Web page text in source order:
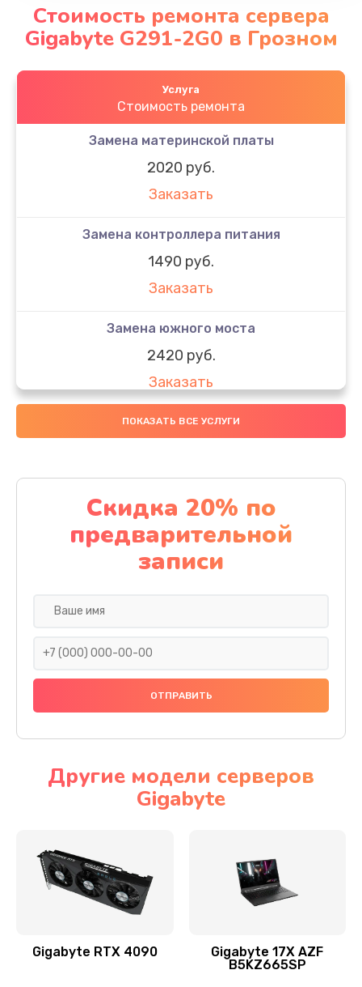
Стоимость ремонта сервера
Gigabyte G291-2G0 в Грозном
Услуга
Стоимость ремонта
Замена материнской платы
2020 руб.
Заказать
Замена контроллера питания
1490 руб.
Заказать
Замена южного моста
2420 руб.
Заказать
Чистка от пыли
Заказать
Настройка ОС
1420 руб.
Заказать
Замена видеочипа
Ремонт разъема питания
Замена видеокарты
Заказать
ПОКАЗАТЬ ВСЕ УСЛУГИ
Скидка 20% по
предварительной
записи
Другие модели серверов
Gigabyte
Gigabyte RTX 4090
Gigabyte 17X AZF
B5KZ665SP